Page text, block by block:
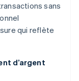
sans
qui reflète
d’argent